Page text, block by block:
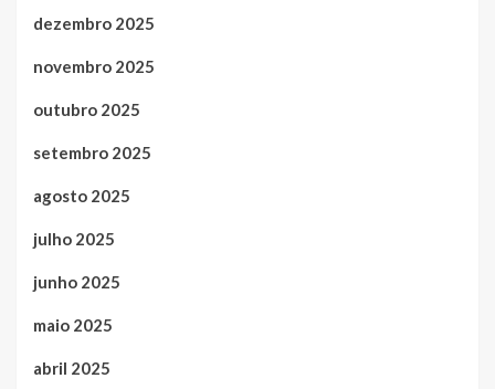
dezembro 2025
novembro 2025
outubro 2025
setembro 2025
agosto 2025
julho 2025
junho 2025
maio 2025
abril 2025